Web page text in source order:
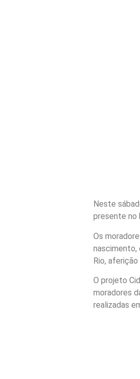
Neste
presente no
Os
nascimento,
Rio,
O projeto
moradores
realizadas